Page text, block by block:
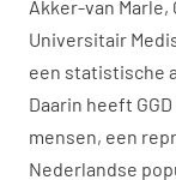
Akker-van
Universitair
een statistische
Daarin heeft
mensen, een
Nederlandse